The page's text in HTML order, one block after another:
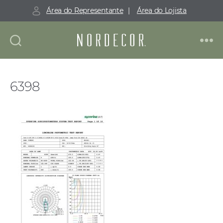
Área do Representante | Área do Lojista
Nordecor
6398